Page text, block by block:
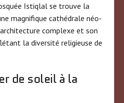
Istiqlal se trouve la
magnifique cathédrale néo-
complexe et son
la diversité religieuse de
de soleil à la